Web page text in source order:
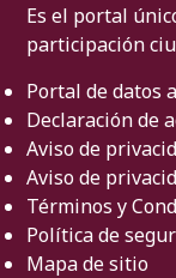
Es el portal
participación
Portal de datos
Declaración de
Aviso de
Aviso de
Términos y
Política de
Mapa de sitio